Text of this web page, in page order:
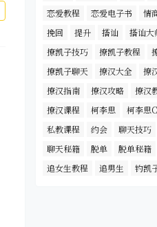
恋爱教程
恋爱电子书 情
挽回
提升 搭讪 搭讪大
撩凯子技巧
撩凯子教程
撩凯子聊天
撩汉大全 撩
撩汉指南
撩汉攻略 撩汉
撩汉课程
柯李思 柯李思
私教课程
约会 聊天技巧
聊天秘籍
脱单 脱单秘籍
追女生教程
追男生 钓凯